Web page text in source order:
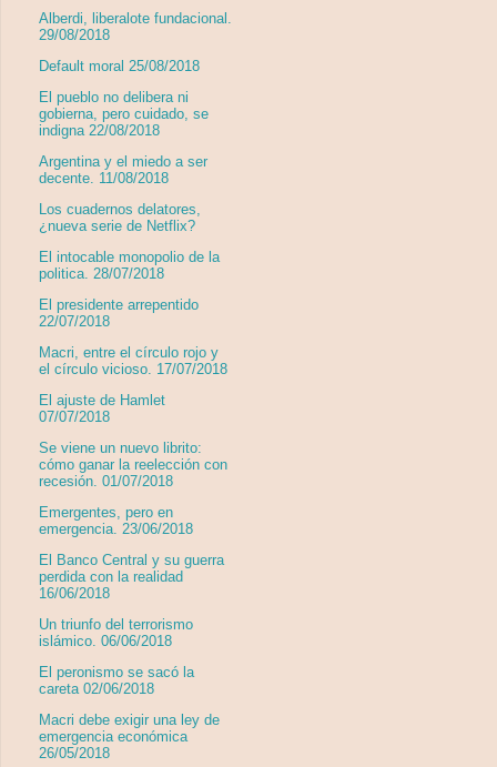
Alberdi, liberalote fundacional.
29/08/2018
Default moral 25/08/2018
El pueblo no delibera ni
gobierna, pero cuidado, se
indigna 22/08/2018
Argentina y el miedo a ser
decente. 11/08/2018
Los cuadernos delatores,
¿nueva serie de Netflix?
El intocable monopolio de la
politica. 28/07/2018
El presidente arrepentido
22/07/2018
Macri, entre el círculo rojo y
el círculo vicioso. 17/07/2018
El ajuste de Hamlet
07/07/2018
Se viene un nuevo librito:
cómo ganar la reelección con
recesión. 01/07/2018
Emergentes, pero en
emergencia. 23/06/2018
El Banco Central y su guerra
perdida con la realidad
16/06/2018
Un triunfo del terrorismo
islámico. 06/06/2018
El peronismo se sacó la
careta 02/06/2018
Macri debe exigir una ley de
emergencia económica
26/05/2018